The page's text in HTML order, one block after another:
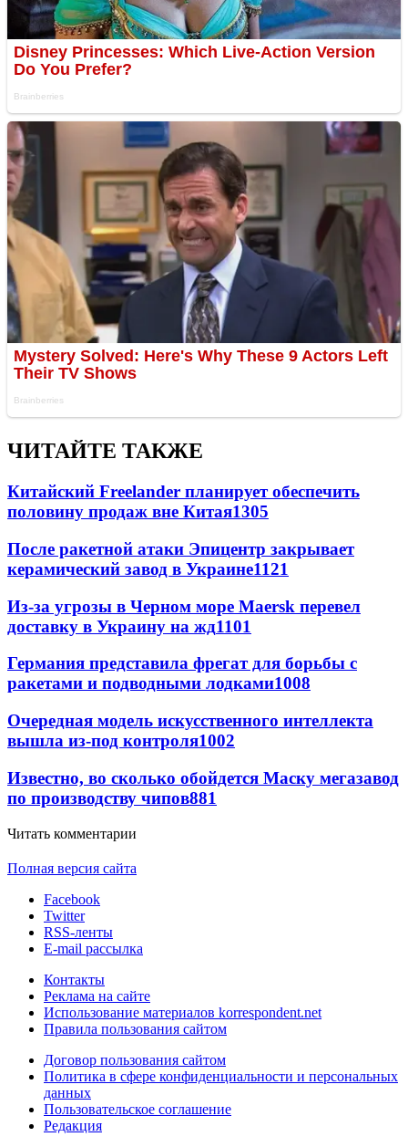
ЧИТАЙТЕ ТАКЖЕ
Китайский Freelander планирует обеспечить
половину продаж вне Китая1305
После ракетной атаки Эпицентр закрывает
керамический завод в Украине1121
Из-за угрозы в Черном море Maersk перевел
доставку в Украину на жд1101
Германия представила фрегат для борьбы с
ракетами и подводными лодками1008
Очередная модель искусственного интеллекта
вышла из-под контроля1002
Известно, во сколько обойдется Маску мегазавод
по производству чипов881
Читать комментарии
Полная версия сайта
Facebook
Twitter
RSS-ленты
E-mail рассылка
Контакты
Реклама на сайте
Использование материалов korrespondent.net
Правила пользования сайтом
Договор пользования сайтом
Политика в сфере конфиденциальности и персональных
данных
Пользовательское соглашение
Редакция